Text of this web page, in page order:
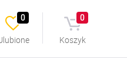
0
Koszyk
0